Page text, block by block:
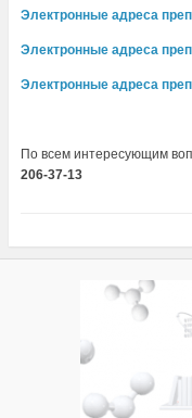
Электронные адреса
Электронные адреса
Электронные адреса
По всем интересующим
206-37-13